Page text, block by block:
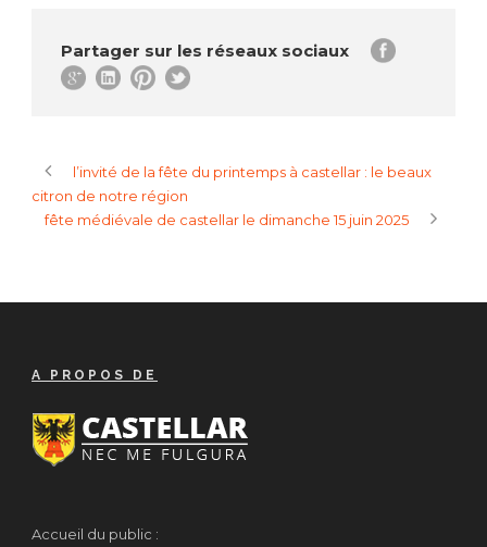
Partager sur les réseaux sociaux
l’invité de la fête du printemps à castellar : le beaux
citron de notre région
fête médiévale de castellar le dimanche 15 juin 2025
A PROPOS DE
Accueil du public :